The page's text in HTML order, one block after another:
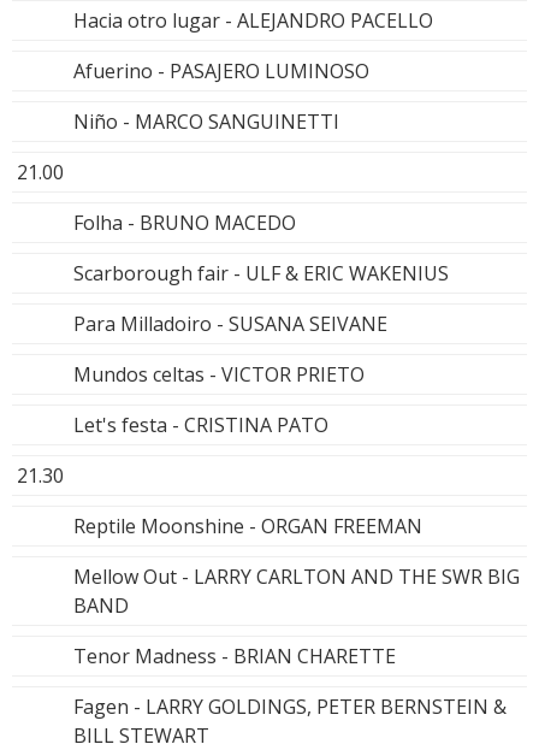
Hacia otro lugar - ALEJANDRO PACELLO
Afuerino - PASAJERO LUMINOSO
Niño - MARCO SANGUINETTI
21.00
Folha - BRUNO MACEDO
Scarborough fair - ULF & ERIC WAKENIUS
Para Milladoiro - SUSANA SEIVANE
Mundos celtas - VICTOR PRIETO
Let's festa - CRISTINA PATO
21.30
Reptile Moonshine - ORGAN FREEMAN
Mellow Out - LARRY CARLTON AND THE SWR BIG
BAND
Tenor Madness - BRIAN CHARETTE
Fagen - LARRY GOLDINGS, PETER BERNSTEIN &
BILL STEWART